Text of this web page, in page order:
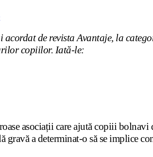
de revista Avantaje, la
copiilor. Iată-le:
asociații care ajută copiii bolnavi
gravă a determinat-o să se implice